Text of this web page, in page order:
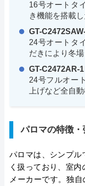
16号オートタ
き機能を搭載
GT-
24号オートタ
だきにより冬場
GT-C2472AR-1
24号フルオー
上げなど全自
パロマの特徴・
パロマは、シンプル
く扱っており、室
メーカーです。独